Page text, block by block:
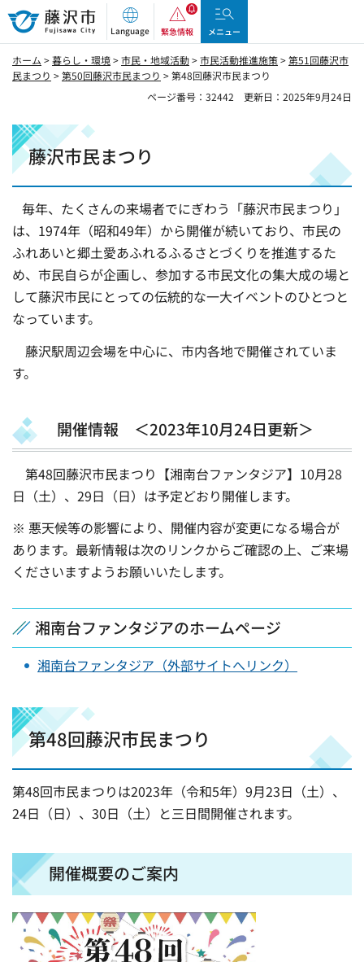
藤沢市
Language 緊急情報 メニュー
ホーム >暮らし・環境>市民・地域活動>市民活動推進施策>第51回藤沢市
民まつり >第50回藤沢市民まつり > 第48回藤沢市民まつり
ページ番号：32442
更新日：2025年9月24日
藤沢市民まつり
毎年、たくさんの来場者でにぎわう「藤沢市民まつり」
は、1974年（昭和49年）から開催が続いており、市民の
ふれあいと郷土愛あふれるふるさとづくりを推進するた
め、市民自らが企画し、参加する市民文化の集大成の場と
して藤沢市民にとっての伝統的な一大イベントのひとつと
なっています。
藤沢駅周辺会場を中心に、市内各地で開催されていま
す。
開催情報 ＜2023年10月24日更新＞
第48回藤沢市民まつり【湘南台ファンタジア】10月28
日（土）、29日（日）は予定どおり開催します。
※ 悪天候等の影響により、開催内容が変更になる場合が
あります。最新情報は次のリンクからご確認の上、ご来場
くださいますようお願いいたします。
湘南台ファンタジアのホームページ
湘南台ファンタジア（外部サイトへリンク）
第48回藤沢市民まつり
第48回市民まつりは2023年（令和5年）9月23日（土）、
24日（日）、30日（土）と三日間開催されます。
開催概要のご案内